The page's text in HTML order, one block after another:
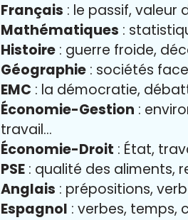
Français : le passif, valeur
Mathématiques :
Histoire : guerre froide,
Géographie : sociétés
EMC : la démocratie,
Économie-Gestion :
travail…
Économie-Droit : État,
PSE : qualité des aliments,
Anglais : prépositions,
Espagnol : verbes, temps,